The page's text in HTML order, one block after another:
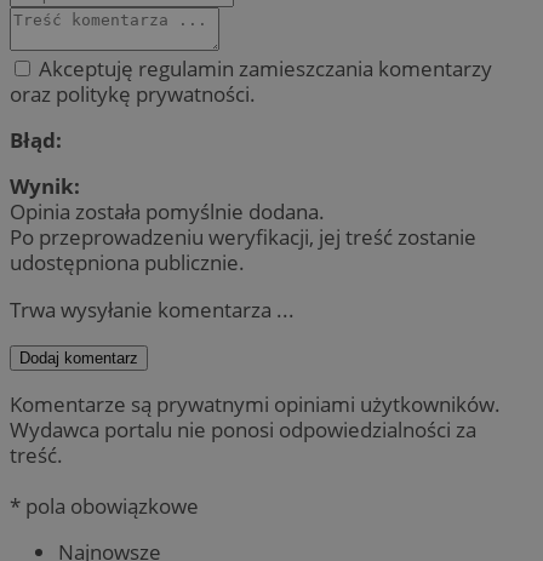
Akceptuję regulamin zamieszczania komentarzy
oraz politykę prywatności.
Błąd:
Wynik:
Opinia została pomyślnie dodana.
Po przeprowadzeniu weryfikacji, jej treść zostanie
udostępniona publicznie.
Trwa wysyłanie komentarza ...
Dodaj komentarz
Komentarze są prywatnymi opiniami użytkowników.
Wydawca portalu nie ponosi odpowiedzialności za
treść.
* pola obowiązkowe
Najnowsze